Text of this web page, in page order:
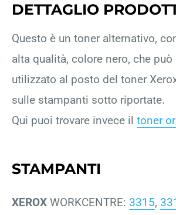
DETTAGLIO
Questo è un toner alternativo,
alta qualità, colore nero, che può
utilizzato al posto del toner
sulle stampanti sotto riportate.
Qui puoi trovare invece il toner
STAMPANTI
XEROX WORKCENTRE: 3315,